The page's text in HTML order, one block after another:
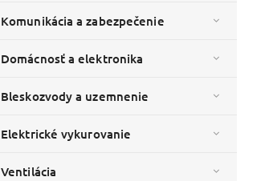
Komunikácia a zabezpečenie
Domácnosť a elektronika
Bleskozvody a uzemnenie
Elektrické vykurovanie
Ventilácia